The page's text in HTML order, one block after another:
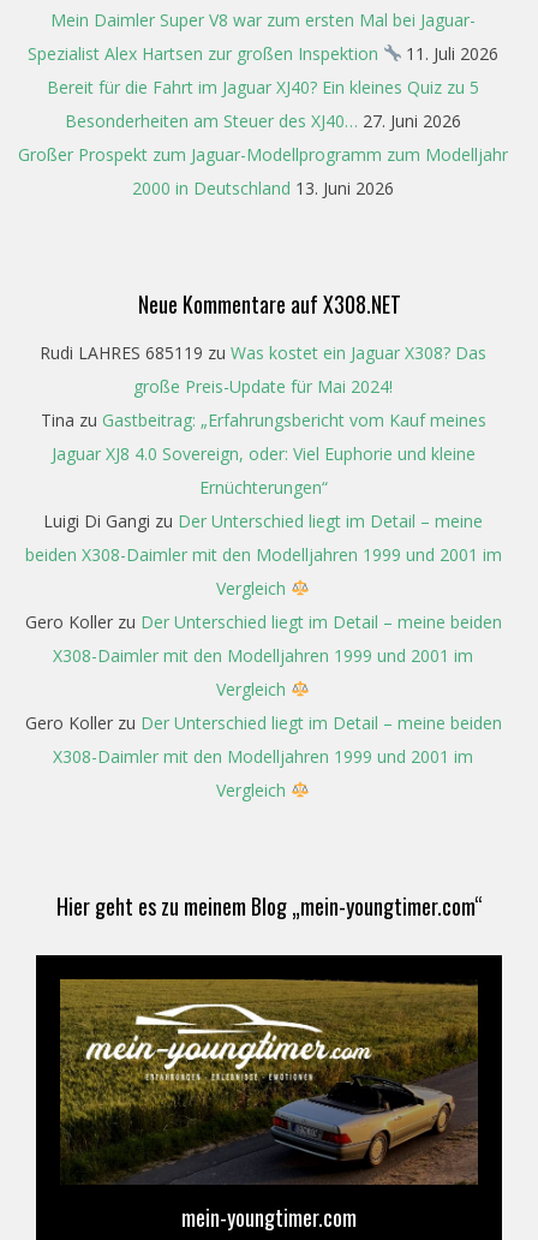
Mein Daimler Super V8 war zum ersten Mal bei Jaguar-
Spezialist Alex Hartsen zur großen Inspektion
11. Juli 2026
Bereit für die Fahrt im Jaguar XJ40? Ein kleines Quiz zu 5
Besonderheiten am Steuer des XJ40… 27. Juni 2026
Großer Prospekt zum Jaguar-Modellprogramm zum Modelljahr
2000 in Deutschland 13. Juni 2026
Neue Kommentare auf X308.NET
Rudi LAHRES 685119 zu Was kostet ein Jaguar X308? Das
große Preis-Update für Mai 2024!
Tina zu Gastbeitrag: „Erfahrungsbericht vom Kauf meines
Jaguar XJ8 4.0 Sovereign, oder: Viel Euphorie und kleine
Ernüchterungen“
Luigi Di Gangi zu Der Unterschied liegt im Detail – meine
beiden X308-Daimler mit den Modelljahren 1999 und 2001 im
Vergleich
Gero Kollerzu Der Unterschied liegt im Detail – meine beiden
X308-Daimler mit den Modelljahren 1999 und 2001 im
Vergleich
Gero Kollerzu Der Unterschied liegt im Detail – meine beiden
X308-Daimler mit den Modelljahren 1999 und 2001 im
Vergleich
Hier geht es zu meinem Blog „mein-youngtimer.com“
mein-youngtimer.com